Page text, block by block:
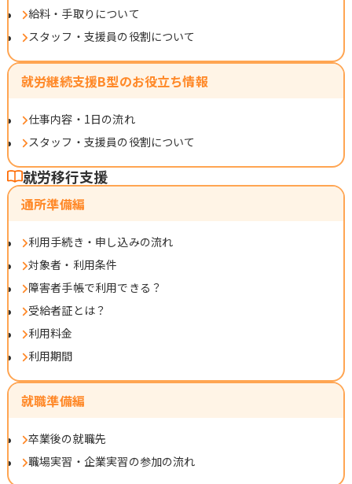
給料・手取りについて
スタッフ・支援員の役割について
就労継続支援B型のお役立ち情報
仕事内容・1日の流れ
スタッフ・支援員の役割について
就労移行支援
通所準備編
利用手続き・申し込みの流れ
対象者・利用条件
障害者手帳で利用できる？
受給者証とは？
利用料金
利用期間
就職準備編
卒業後の就職先
職場実習・企業実習の参加の流れ